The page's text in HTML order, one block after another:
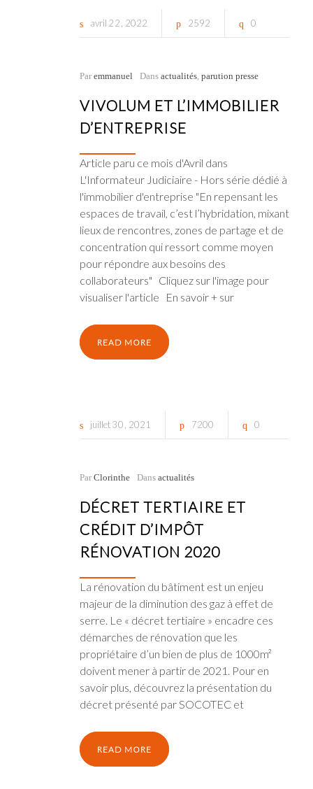
avril 22 2022 2592 0
Par emmanuel Dans actualités, parution presse
VIVOLUM ET L’IMMOBILIER
D’ENTREPRISE
Article paru ce mois d'Avril dans
L'Informateur Judiciaire - Hors série dédié à
l'immobilier d'entreprise "En repensant les
espaces de travail, c’est l’hybridation, mixant
lieux de rencontres, zones de partage et de
concentration qui ressort comme moyen
pour répondre aux besoins des
collaborateurs" Cliquez sur l'image pour
visualiser l'article En savoir + sur
READ MORE
juillet30 2021 7200 0
Par Clorinthe Dans actualités
DÉCRET TERTIAIRE ET
CRÉDIT D’IMPÔT
RÉNOVATION 2020
La rénovation du bâtiment est un enjeu
majeur de la diminution des gaz à effet de
serre. Le « décret tertiaire » encadre ces
démarches de rénovation que les
propriétaire d’un bien de plus de 1000m²
doivent mener à partir de 2021. Pour en
savoir plus, découvrez la présentation du
décret présenté par SOCOTEC et
READ MORE